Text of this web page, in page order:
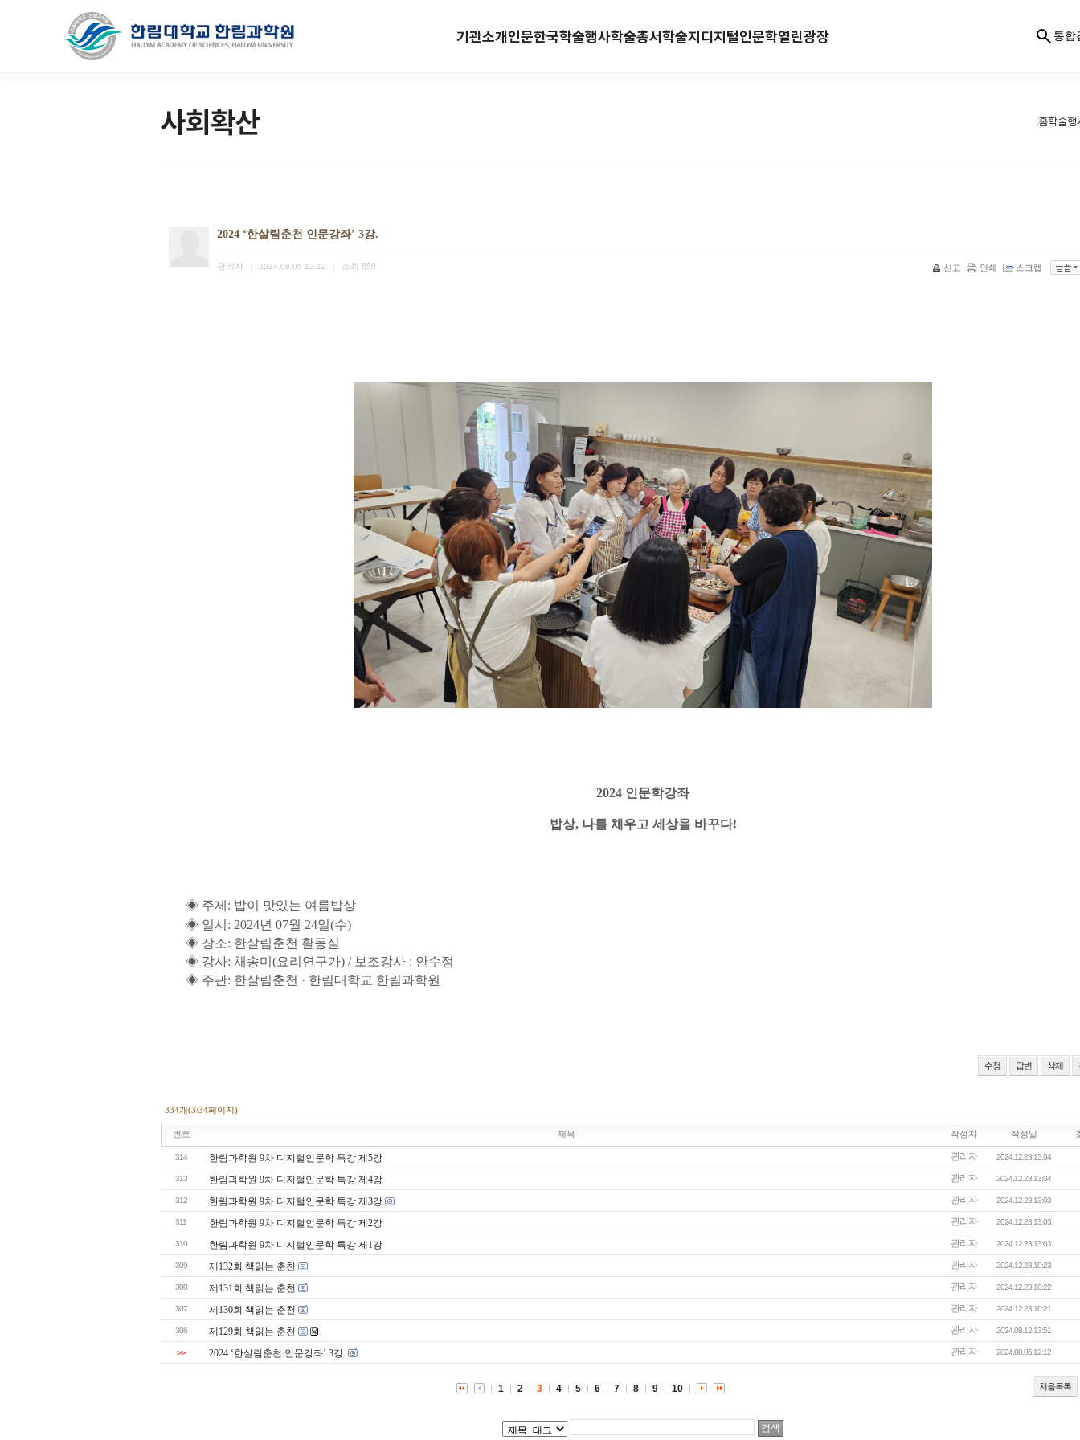
기관소개인문한국학술행사학술총서학술지디지털인문학열린광장 통합
사회확산 홈학술행
2024 ‘한살림춘천 인문강좌’ 3강.
관리자 2024.08.05 12:12 조회 850 신고 인쇄 스크랩
2024 인문학강좌
밥상, 나를 채우고 세상을 바꾸다!
◈ 주제 : 밥이 맛있는 여름밥상
◈ 일시: 2024년 07월 24일(수)
◈ 장소: 한살림춘천 활동실
◈ 강사: 채송미(요리연구가) / 보조강사 : 안수정
◈ 주관: 한살림춘천 · 한림대학교 한림과학원
수정 답변 삭제
334개(3/34페이지)
번호 제목 작성자 작성일
314 한림과학원 9차 디지털인문학 특강 제5강 관리자 2024.12.23 13:04
313 한림과학원 9차 디지털인문학 특강 제4강 관리자 2024.12.23 13:04
312 한림과학원 9차 디지털인문학 특강 제3강 관리자 2024.12.23 13:03
311 한림과학원 9차 디지털인문학 특강 제2강 관리자 2024.12.23 13:03
310 한림과학원 9차 디지털인문학 특강 제1강 관리자 2024.12.23 13:03
309 제132회 책읽는 춘천 관리자 2024.12.23 10:23
308 제131회 책읽는 춘천 관리자 2024.12.23 10:22
307 제130회 책읽는 춘천 관리자 2024.12.23 10:21
306 제129회 책읽는 춘천 관리자 2024.08.12 13:51
>> 2024 ‘한살림춘천 인문강좌’ 3강. 관리자 2024.08.05 12:12
처음목록
1 2 3 4 5 6 7 8 9 10